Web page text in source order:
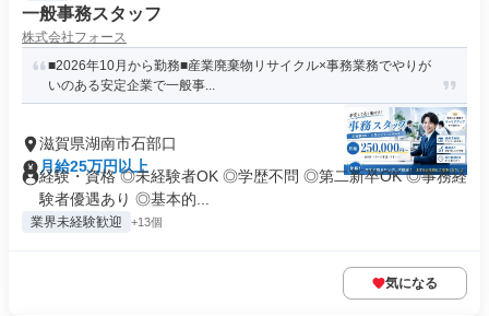
一般事務スタッフ
株式会社フォース
■2026年10月から勤務■産業廃棄物リサイクル×事務業務でやりが
いのある安定企業で一般事...
滋賀県湖南市石部口
月給25万円以上
経験・資格 ◎未経験者OK ◎学歴不問 ◎第二新卒OK ◎事務経
験者優遇あり ◎基本的...
業界未経験歓迎 +13個
気になる